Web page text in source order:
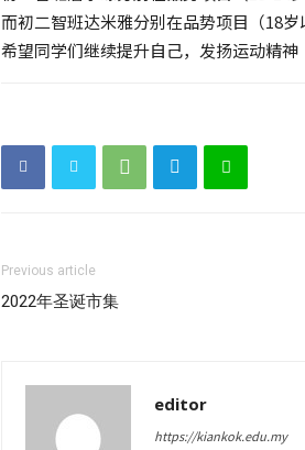
而初二智班达米雅分别在品势项目（18
希望同学们继续提升自己，发扬运动精神
Previous article
2022年圣诞市集
editor
https://kiankok.edu.my